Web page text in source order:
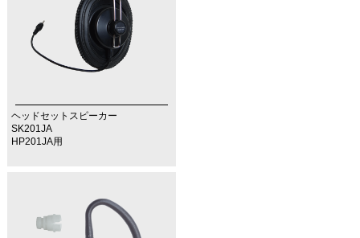
ヘッドセットスピーカー
SK201JA
HP201JA用